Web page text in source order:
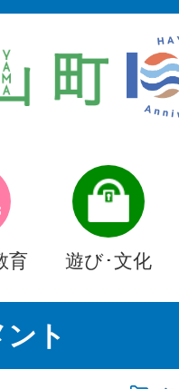
育 遊び･文化
ト